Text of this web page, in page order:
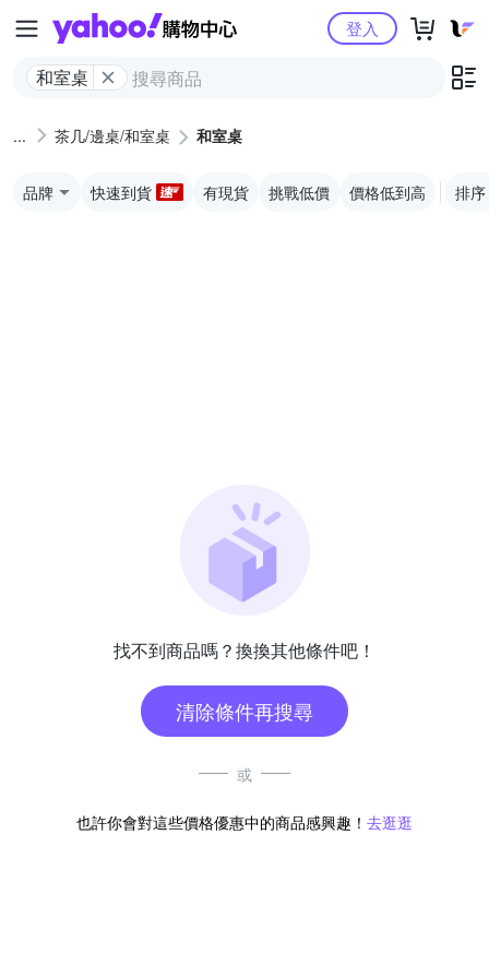
Yahoo購物中心
和室桌
登入
茶几/邊桌/和室桌 和室桌
品牌 快速到貨 有現貨 挑戰低價 價格低到高 排序
找不到商品嗎？換換其他條件吧！
清除條件再搜尋
或
也許你會對這些價格優惠中的商品感興趣！ 去逛逛